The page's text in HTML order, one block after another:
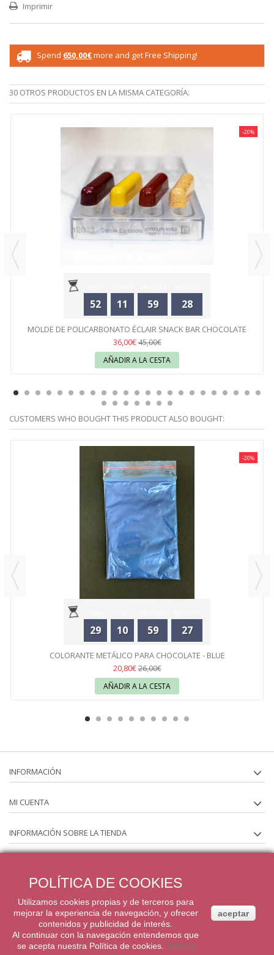
Imprimir
Spend 650,00€more and get Free Shipping!
30 OTROS PRODUCTOS EN LA MISMA CATEGORÍA:
52 11 59 28
-20%
MOLDE DE POLICARBONATO ÉCLAIR SNACK BAR CHOCOLATE
WORLD
36,00€45,00€
AÑADIR A LA CESTA
CUSTOMERS WHO BOUGHT THIS PRODUCT ALSO BOUGHT:
29 10 59 27
-20%
COLORANTE METÁLICO PARA CHOCOLATE - BLUE
20,80€26,00€
AÑADIR A LA CESTA
INFORMACIÓN
MI CUENTA
INFORMACIÓN SOBRE LA TIENDA
POLÍTICA DE COOKIES
Utilizamos cookies propias y de terceros para
mejorar la experiencia de navegación, y ofrecer
contenidos y publicidad de interés.
Al continuar con la navegación entendemos que
se acepta nuestra Política de cookies. Política
aceptar
@ 2020 El Mon Dolç de Claudia